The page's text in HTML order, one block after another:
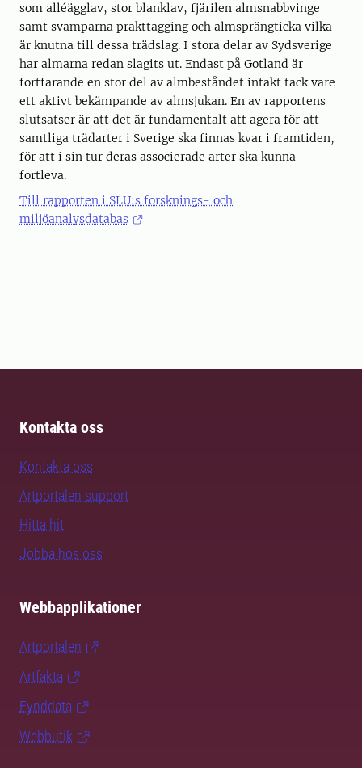
som alléägglav, stor blanklav, fjärilen almsnabbvinge
samt svamparna prakttagging och almsprängticka vilka
är knutna till dessa trädslag. I stora delar av Sydsverige
har almarna redan slagits ut. Endast på Gotland är
fortfarande en stor del av almbeståndet intakt tack vare
ett aktivt bekämpande av almsjukan. En av rapportens
slutsatser är att det är fundamentalt att agera för att
samtliga trädarter i Sverige ska finnas kvar i framtiden,
för att i sin tur deras associerade arter ska kunna
fortleva.
Till rapporten i SLU:s forsknings- och
miljöanalysdatabas
Kontakta oss
Kontakta oss
Artportalen support
Hitta hit
Jobba hos oss
Webbapplikationer
Artportalen
Artfakta
Fynddata
Webbutik